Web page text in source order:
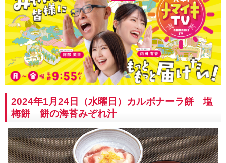
2024年1月24日（水曜日）カルボナーラ餅 塩
梅餅 餅の海苔みぞれ汁